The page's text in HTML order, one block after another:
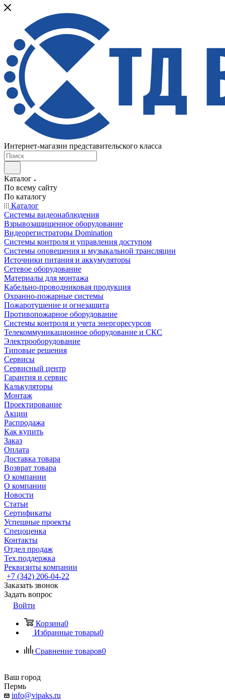
Интернет-магазин представительского класса
Каталог
По всему сайту
По каталогу
Каталог
Системы видеонаблюдения
Взрывозащищенное оборудование
Видеорегистраторы Domination
Системы контроля и управления доступом
Системы оповещения и музыкальной трансляции
Источники питания и аккумуляторы
Сетевое оборудование
Материалы для монтажа
Кабельно-проводниковая продукция
Охранно-пожарные системы
Пожаротушение и огнезащита
Противопожарное оборудование
Системы контроля и учета энергоресурсов
Телекоммуникационное оборудование и СКС
Электрооборудование
Типовые решения
Сервисы
Сервисный центр
Гарантия и сервис
Калькуляторы
Монтаж
Проектирование
Акции
Распродажа
Как купить
Заказ
Оплата
Доставка товара
Возврат товара
О компании
О компании
Новости
Статьи
Сертификаты
Успешные проекты
Спецоценка
Контакты
Отдел продаж
Тех.поддержка
Реквизиты компании
+7 (342) 206-04-22
Заказать звонок
Задать вопрос
Войти
Корзина0
Избранные товары0
Сравнение товаров0
Ваш город
Пермь
info@vipaks.ru